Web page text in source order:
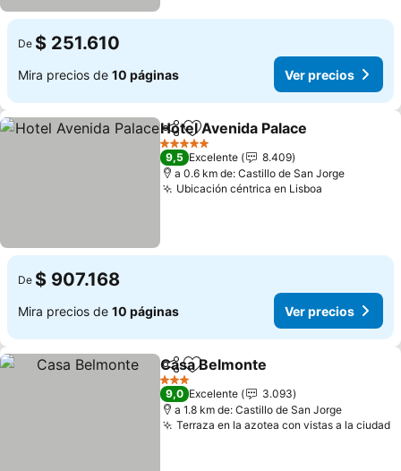
De $ 251.610
Mira precios de 10 páginas Ver precios
CompartirAgregar a favoritos
Hotel Avenida Palace
5 Estrellas
9,5 Excelente
8.409
a 0.6 km de: Castillo de San Jorge
Ubicación céntrica en Lisboa
De $ 907.168
Mira precios de 10 páginas Ver precios
CompartirAgregar a favoritos
Casa Belmonte
3 Estrellas
9,0 Excelente
3.093
a 1.8 km de: Castillo de San Jorge
Terraza en la azotea con vistas a la ciudad